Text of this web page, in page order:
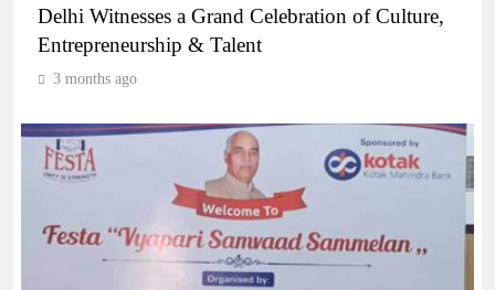
Delhi Witnesses a Grand Celebration of Culture,
Entrepreneurship & Talent
3 months ago